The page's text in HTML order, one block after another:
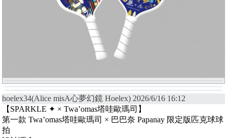
hoelex34(Alice misA心夢幻鏡 Hoelex) 2026/6/16 16:12
【SPARKLE ✦ × Twa’omas塔哇歐瑪司】
第一款 Twa’omas塔哇歐瑪司 × 巴巴奈 Papanay 限定版匹克球球
拍